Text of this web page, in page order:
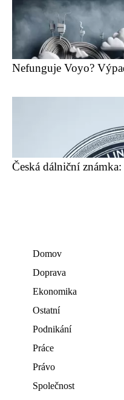
Nefunguje Voyo?
Česká dálniční
Domov
Doprava
Ekonomika
Ostatní
Podnikání
Práce
Právo
Společnost